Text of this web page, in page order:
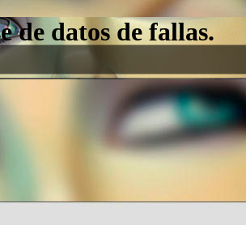
de datos de fallas.